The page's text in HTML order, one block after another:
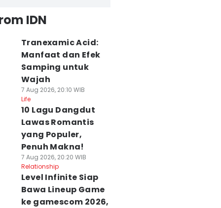
IDN
Tranexamic Acid:
Manfaat dan Efek
Samping untuk
Wajah
7 Aug 2026, 20:10 WIB
Life
10 Lagu Dangdut
Lawas Romantis
yang Populer,
Penuh Makna!
7 Aug 2026, 20:20 WIB
Relationship
Level Infinite Siap
Bawa Lineup Game
ke gamescom 2026,